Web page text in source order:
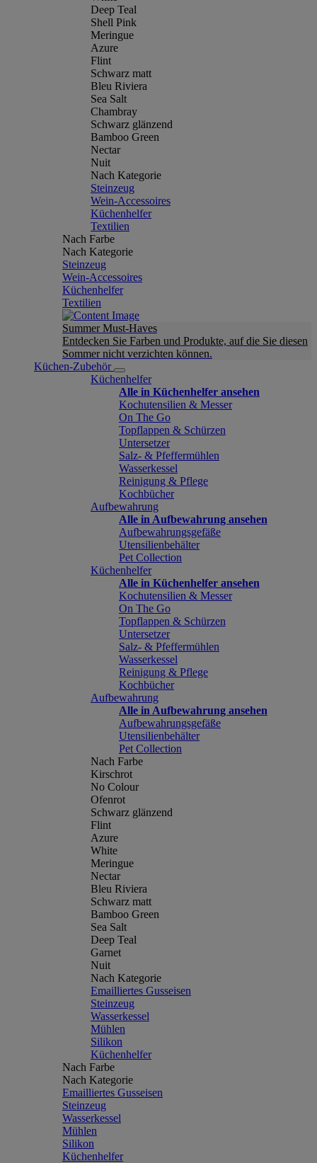
Deep Teal
Shell Pink
Meringue
Azure
Flint
Schwarz matt
Bleu Riviera
Sea Salt
Chambray
Schwarz glänzend
Bamboo Green
Nectar
Nuit
Nach Kategorie
Steinzeug
Wein-Accessoires
Küchenhelfer
Textilien
Nach Farbe
Nach Kategorie
Steinzeug
Wein-Accessoires
Küchenhelfer
Textilien
Summer Must-Haves
Entdecken Sie Farben und Produkte, auf die Sie diesen
Sommer nicht verzichten können.
Küchen-Zubehör
Küchenhelfer
Alle in Küchenhelfer ansehen
Kochutensilien & Messer
On The Go
Topflappen & Schürzen
Untersetzer
Salz- & Pfeffermühlen
Wasserkessel
Reinigung & Pflege
Kochbücher
Aufbewahrung
Alle in Aufbewahrung ansehen
Aufbewahrungsgefäße
Utensilienbehälter
Pet Collection
Küchenhelfer
Alle in Küchenhelfer ansehen
Kochutensilien & Messer
On The Go
Topflappen & Schürzen
Untersetzer
Salz- & Pfeffermühlen
Wasserkessel
Reinigung & Pflege
Kochbücher
Aufbewahrung
Alle in Aufbewahrung ansehen
Aufbewahrungsgefäße
Utensilienbehälter
Pet Collection
Nach Farbe
Kirschrot
No Colour
Ofenrot
Schwarz glänzend
Flint
Azure
White
Meringue
Nectar
Bleu Riviera
Schwarz matt
Bamboo Green
Sea Salt
Deep Teal
Garnet
Nuit
Nach Kategorie
Emailliertes Gusseisen
Steinzeug
Wasserkessel
Mühlen
Silikon
Küchenhelfer
Nach Farbe
Nach Kategorie
Emailliertes Gusseisen
Steinzeug
Wasserkessel
Mühlen
Silikon
Küchenhelfer